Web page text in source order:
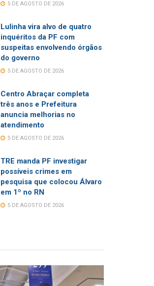
5 DE AGOSTO DE 2026
Lulinha vira alvo de quatro
inquéritos da PF com
suspeitas envolvendo órgãos
do governo
5 DE AGOSTO DE 2026
Centro Abraçar completa
três anos e Prefeitura
anuncia melhorias no
atendimento
5 DE AGOSTO DE 2026
TRE manda PF investigar
possíveis crimes em
pesquisa que colocou Álvaro
em 1º no RN
5 DE AGOSTO DE 2026